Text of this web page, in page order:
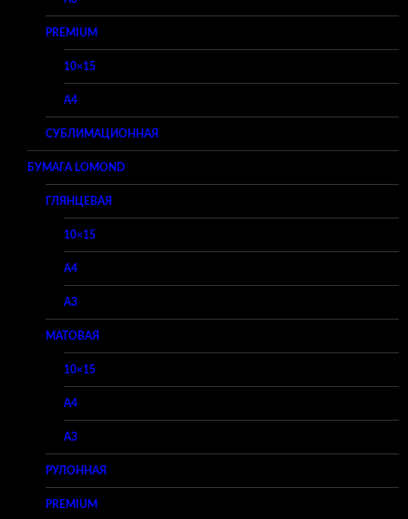
PREMIUM
10×15
A4
СУБЛИМАЦИОННАЯ
БУМАГА LOMOND
ГЛЯНЦЕВАЯ
10×15
A4
A3
МАТОВАЯ
10×15
A4
A3
РУЛОННАЯ
PREMIUM